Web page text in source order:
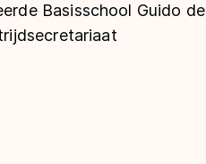
Basisschool Guido de